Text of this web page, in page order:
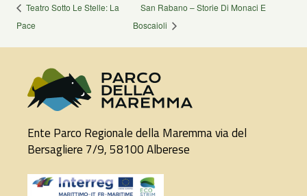
Teatro Sotto Le Stelle: La
Pace
San Rabano – Storie Di Monaci E
Boscaioli
Ente Parco Regionale della Maremma via del
Bersagliere 7/9, 58100 Alberese